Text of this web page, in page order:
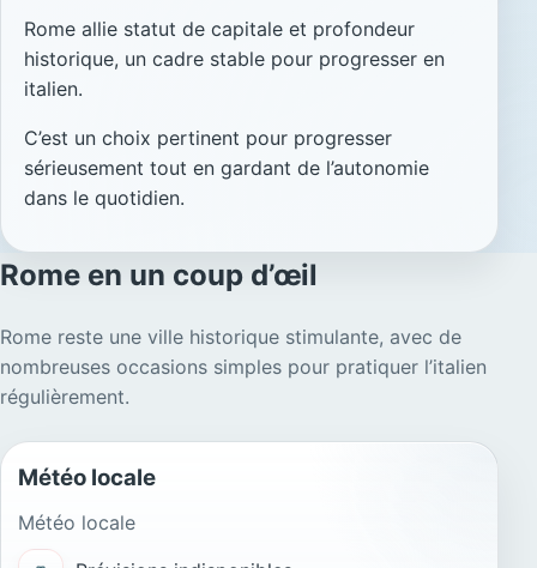
Rome allie statut de capitale et profondeur
historique, un cadre stable pour progresser en
italien.
C’est un choix pertinent pour progresser
sérieusement tout en gardant de l’autonomie
dans le quotidien.
Rome en un coup d’œil
Rome reste une ville historique stimulante, avec de
nombreuses occasions simples pour pratiquer l’italien
régulièrement.
Météo locale
Météo locale